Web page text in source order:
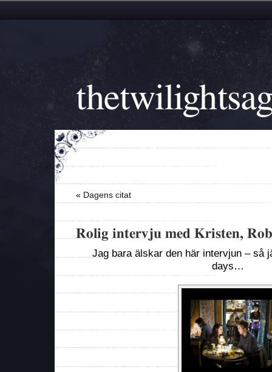
« Dagens citat
Rolig intervju med Kristen,
Jag bara älskar den här intervjun – så
days…